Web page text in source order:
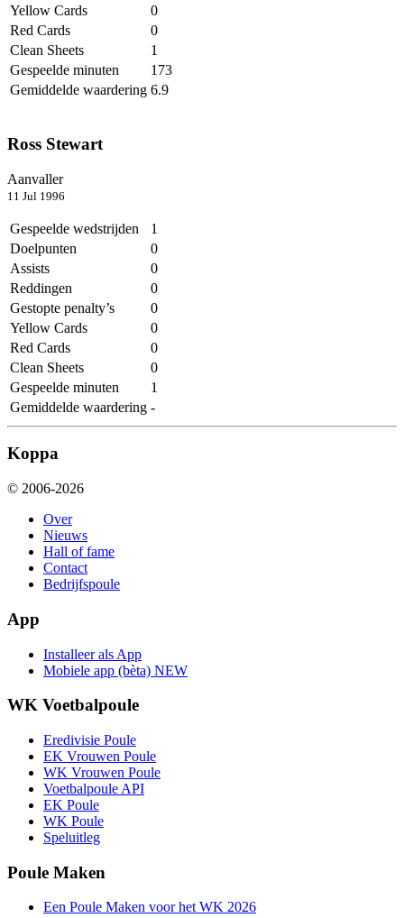
Yellow Cards
0
Red Cards
0
Clean Sheets
1
Gespeelde minuten
173
Gemiddelde waardering 6.9
Ross Stewart
Aanvaller
11 Jul 1996
Gespeelde wedstrijden
1
Doelpunten
0
Assists
0
Reddingen
0
Gestopte penalty’s
0
Yellow Cards
0
Red Cards
0
Clean Sheets
0
Gespeelde minuten
1
Gemiddelde waardering -
Koppa
© 2006-2026
Over
Nieuws
Hall of fame
Contact
Bedrijfspoule
App
Installeer als App
Mobiele app (bèta) NEW
WK Voetbalpoule
Eredivisie Poule
EK Vrouwen Poule
WK Vrouwen Poule
Voetbalpoule API
EK Poule
WK Poule
Speluitleg
Poule Maken
Een Poule Maken voor het WK 2026